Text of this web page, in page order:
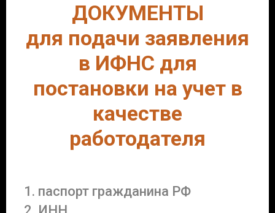
ДОКУМЕНТЫ
для подачи заявления
в ИФНС для
постановки на учет в
качестве
работодателя
паспорт гражданина РФ